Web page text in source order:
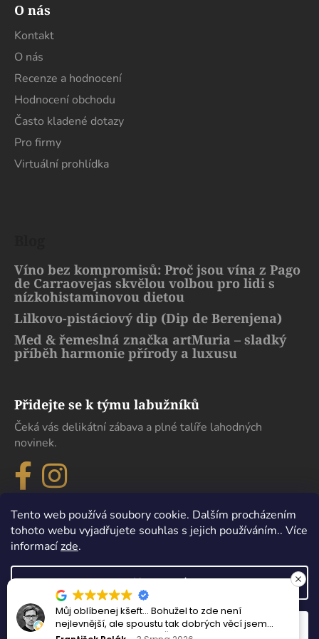
Tento web používá soubory cookie. Dalším procházením
tohoto webu vyjadřujete souhlas s jejich používáním.. Více
informacízde.
Nastavení
Odmítnout Souhlasím
O nás
Kontakt
O nás
Recenze a hodnocení
Hodnocení obchodu
Často kladené dotazy
Pro firmy
Virtuální prohlídka
Víno bez kompromisů: Proč jsou vína z Pago
de Carraovejas skvělou volbou pro lidi s
nízkohistaminovou dietou
Lilkovo-pistáciový dip (Dip de Berenjena)
Med & řemeslná značka artMuria – sladký
příběh harmonie přírody a luxusu
Přidejte se k týmu labužníků
Čeká vás delikátní zábava a plné talíře lahodných
novinek.
Vytvořil Shoptet
Copyright 2026eDelikatesy. Všechna práva vyhrazena.
Můj oblíbenej kšeft… Bohužel to zde není
nejlevnější, ale spoustu tak dobrých věcí jsem